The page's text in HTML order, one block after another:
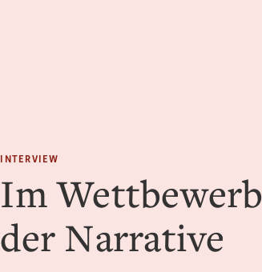
INTERVIEW
Im Wettbewerb
der Narrative